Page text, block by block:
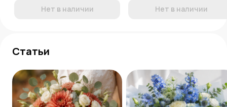
Нет в наличии Нет в наличии
Статьи